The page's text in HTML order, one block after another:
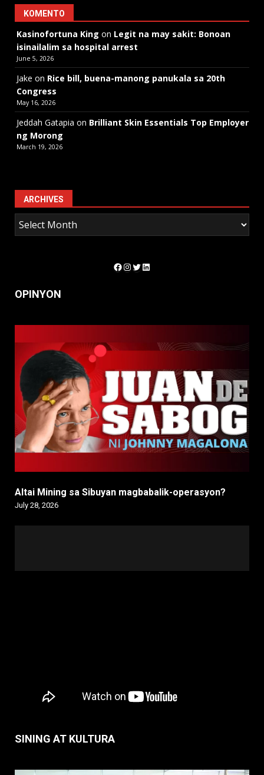
KOMENTO
Kasinofortuna King on Legit na may sakit: Bonoan
isinailalim sa hospital arrest
June 5, 2026
Jake on Rice bill, buena-manong panukala sa 20th
Congress
May 16, 2026
Jeddah Gatapia on Brilliant Skin Essentials Top Employer
ng Morong
March 19, 2026
ARCHIVES
Facebook
Instagram
Twitter
LinkedIn
OPINYON
Altai Mining sa Sibuyan magbabalik-operasyon?
July 28, 2026
SINING AT KULTURA